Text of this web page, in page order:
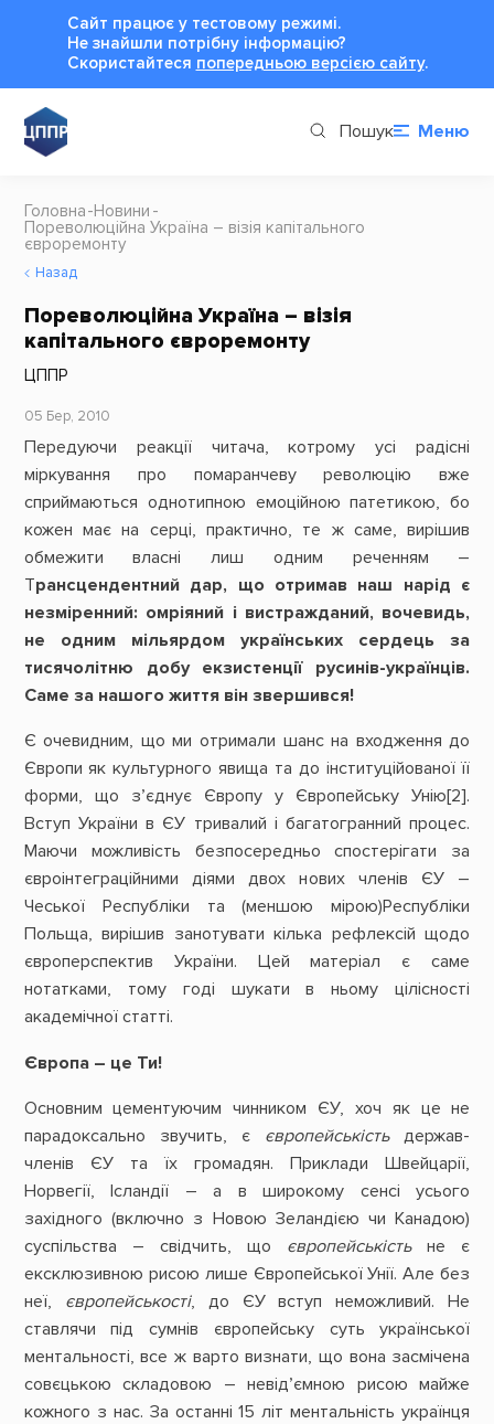
Сайт працює у тестовому режимі.
Не знайшли потрібну інформацію?
Cкористайтеся попередньою версією сайту.
Пошук Меню
Головна Новини
Пореволюційна Україна – візія капітального
євроремонту
Назад
Пореволюційна Україна – візія
капітального євроремонту
ЦППР
05 Бер, 2010
Передуючи реакції читача, котрому усі радісні
міркування про помаранчеву революцію вже
сприймаються однотипною емоційною патетикою, бо
кожен має на серці, практично, те ж саме, вирішив
обмежити власні лиш одним реченням –
Трансцендентний дар, що отримав наш нарід є
незміренний: омріяний і вистражданий, вочевидь,
не одним мільярдом українських сердець за
тисячолітню добу екзистенції русинів-українців.
Cаме за нашого життя він звершився!
Є очевидним, що ми отримали шанс на входження до
Європи як культурного явища та до інституційованої її
форми, що з’єднує Європу у Європейську Унію[2].
Вступ України в ЄУ тривалий і багатогранний процес.
Маючи можливість безпосередньо спостерігати за
євроінтеграційними діями двох нових членів ЄУ –
Чеської Республіки та (меншою мірою)Республіки
Польща, вирішив занотувати кілька рефлексій щодо
європерспектив України. Цей матеріал є саме
нотатками, тому годі шукати в ньому цілісності
академічної статті.
Європа – це Ти!
Основним цементуючим чинником ЄУ, хоч як це не
парадоксально звучить, є європейськістьдержав-
членів ЄУ та їх громадян. Приклади Швейцарії,
Норвегії, Ісландії – а в широкому сенсі усього
західного (включно з Новою Зеландією чи Канадою)
суспільства – свідчить, що європейськістьне є
ексклюзивною рисою лише Європейської Унії. Але без
неї, європейськості, до ЄУ вступ неможливий. Не
ставлячи під сумнів європейську суть української
ментальності, все ж варто визнати, що вона засмічена
совєцькою складовою – невід’ємною рисою майже
кожного з нас. За останні 15 літ ментальність українця